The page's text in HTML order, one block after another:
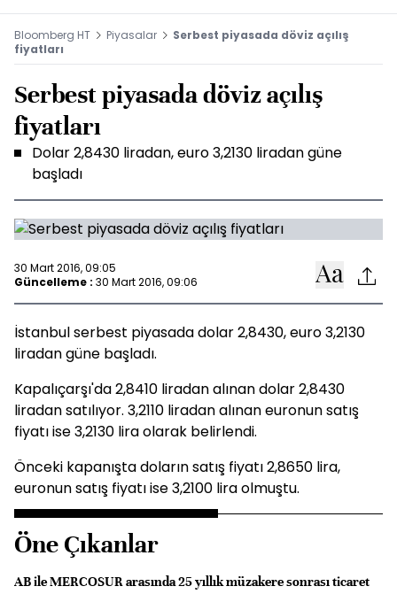
Bloomberg HT Piyasalar
Serbest piyasada döviz açılış
fiyatları
Serbest piyasada döviz açılış
fiyatları
Dolar 2,8430 liradan, euro 3,2130 liradan güne
başladı
30 Mart 2016, 09:05
Güncelleme : 30 Mart 2016, 09:06
İstanbul serbest piyasada dolar 2,8430, euro 3,2130
liradan güne başladı.
Kapalıçarşı'da 2,8410 liradan alınan dolar 2,8430
liradan satılıyor. 3,2110 liradan alınan euronun satış
fiyatı ise 3,2130 lira olarak belirlendi.
Önceki kapanışta doların satış fiyatı 2,8650 lira,
euronun satış fiyatı ise 3,2100 lira olmuştu.
Öne Çıkanlar
AB ile MERCOSUR arasında 25 yıllık müzakere sonrası ticaret